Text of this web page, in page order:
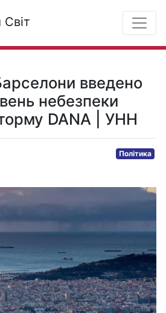
введено
небезпеки
DANA | УНН
Політика